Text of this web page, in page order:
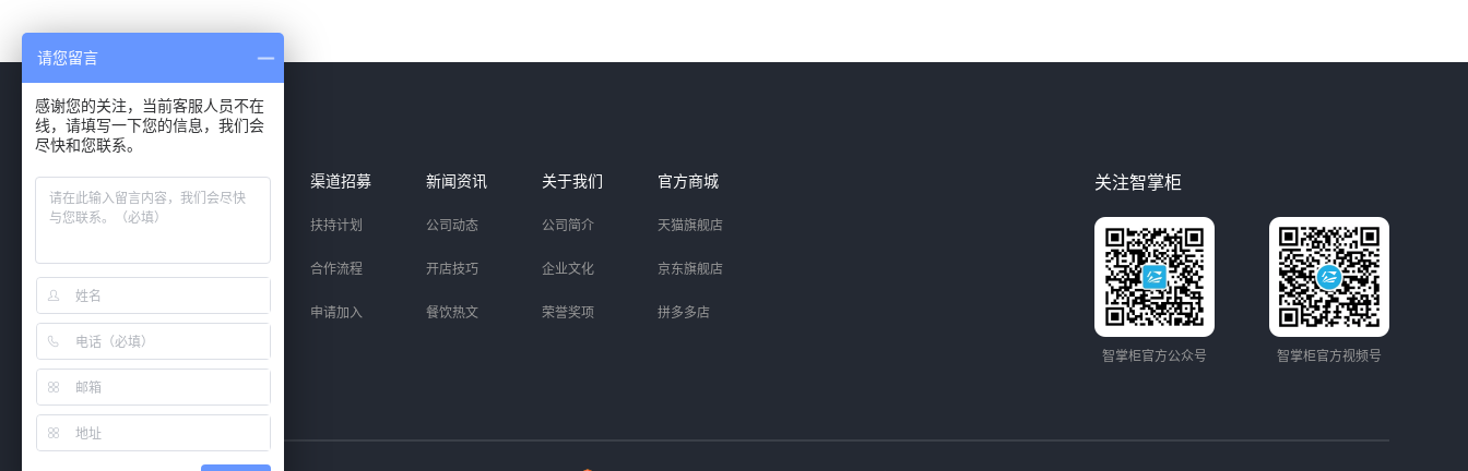
智能产品
收银系统
聚合支付
解决方案
小微商铺
渠道招募
扶持计划
合作流程
申请加入
新闻资讯
公司动态
开店技巧
餐饮热文
关于我们
公司简介
企业文化
荣誉奖项
官方商城
天猫旗舰店
京东旗舰店
拼多多店
关注智掌柜
智掌柜官方公众号 智掌柜官方视频号
请您留言
感谢您的关注，当前客服人员不在
线，请填写一下您的信息，我们会
尽快和您联系。